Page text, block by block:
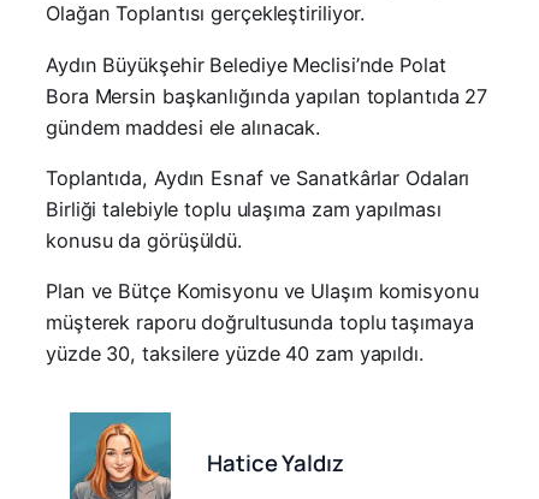
Olağan Toplantısı gerçekleştiriliyor.
Aydın Büyükşehir Belediye Meclisi’nde Polat
Bora Mersin başkanlığında yapılan toplantıda 27
gündem maddesi ele alınacak.
Toplantıda, Aydın Esnaf ve Sanatkârlar Odaları
Birliği talebiyle toplu ulaşıma zam yapılması
konusu da görüşüldü.
Plan ve Bütçe Komisyonu ve Ulaşım komisyonu
müşterek raporu doğrultusunda toplu taşımaya
yüzde 30, taksilere yüzde 40 zam yapıldı.
Hatice Yaldız